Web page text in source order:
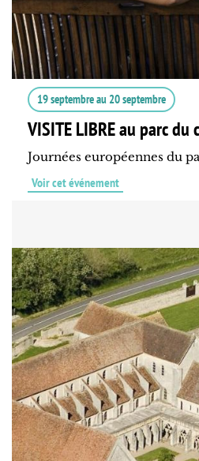
19 septembreau 20 septembre
VISITE LIBRE au parc
Journées européennes du
Voir cet événement